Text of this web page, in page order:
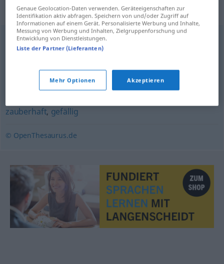
Synonyme für "bezaubernd"
fantastisch,magisch
anziehend,charmant,faszinierend,entzückend
zauberhaft, gefällig
© OpenThesaurus.de
Genaue Geolocation-Daten verwenden. Geräteeigenschaften zur
Identifikation aktiv abfragen. Speichern von und/oder Zugriff auf
Informationen auf einem Gerät. Personalisierte Werbung und Inhalte,
Messung von Werbung und Inhalten, Zielgruppenforschung und
Entwicklung von Dienstleistungen.
Liste der Partner (Lieferanten)
Mehr Optionen Akzeptieren